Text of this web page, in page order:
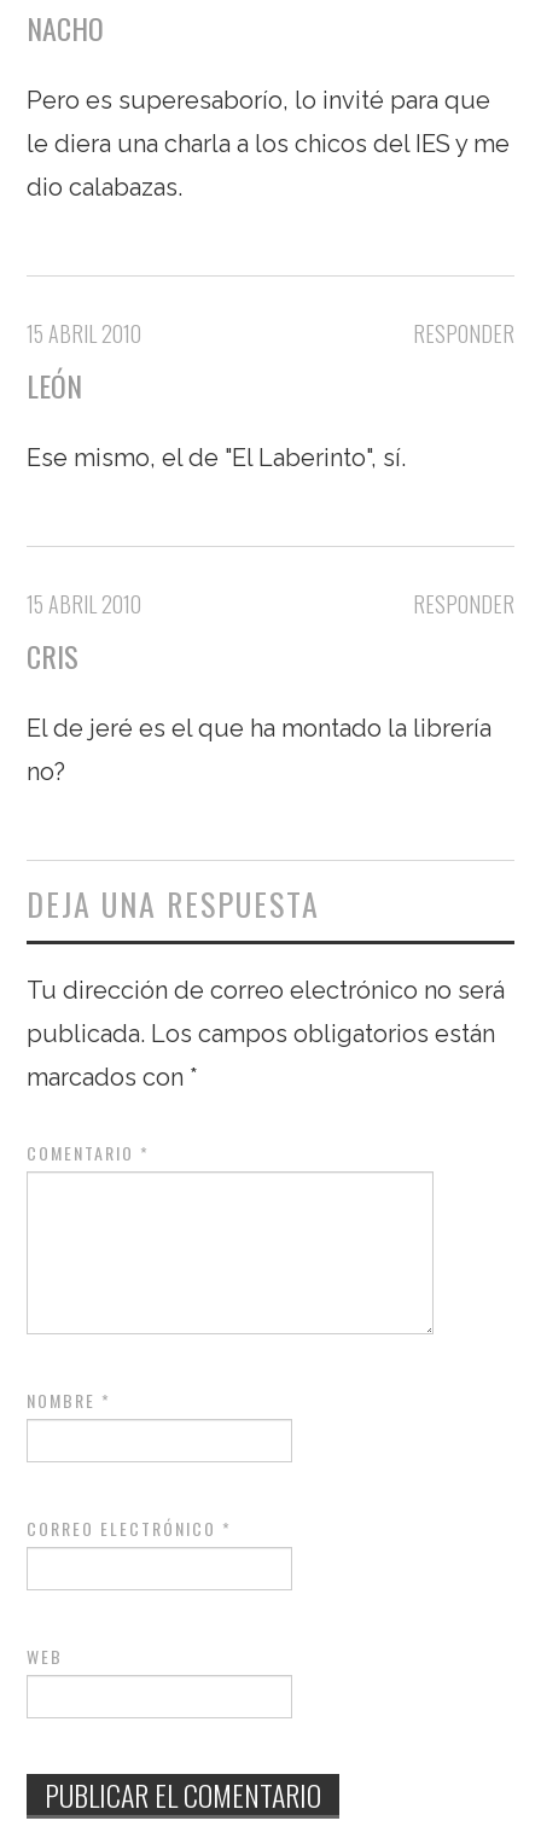
NACHO
Pero es superesaborío, lo invité para que
le diera una charla a los chicos del IES y me
dio calabazas.
RESPONDER
15 ABRIL 2010
LEÓN
Ese mismo, el de "El Laberinto", sí.
RESPONDER
15 ABRIL 2010
CRIS
El de jeré es el que ha montado la librería
no?
DEJA UNA RESPUESTA
Tu dirección de correo electrónico no será
publicada. Los campos obligatorios están
marcados con *
COMENTARIO *
NOMBRE *
CORREO ELECTRÓNICO *
WEB